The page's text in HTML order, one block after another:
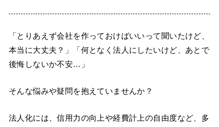
「とりあえず会社を作っておけばいいって聞いたけど、
本当に大丈夫？」「何となく法人にしたいけど、あとで
後悔しないか不安…」
そんな悩みや疑問を抱えていませんか？
法人化には、信用力の向上や経費計上の自由度など、多